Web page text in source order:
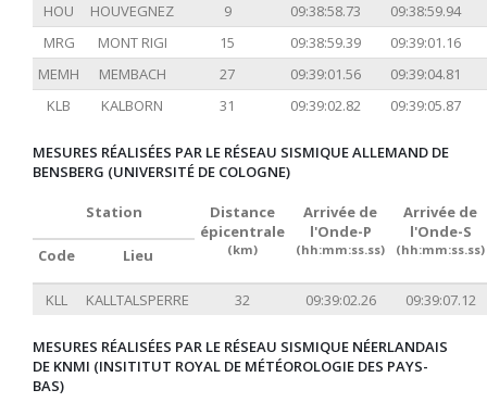
HOU HOUVEGNEZ 9 09:38:58.73
09:38:59.94
MRG
MONT RIGI 15 09:38:59.39
09:39:01.16
MEMH
MEMBACH 27 09:39:01.56
09:39:04.81
KLB
KALBORN 31 09:39:02.82 09:39:05.87
MESURES RÉALISÉES PAR LE RÉSEAU SISMIQUE ALLEMAND DE
BENSBERG (UNIVERSITÉ DE COLOGNE)
Station
Distance
épicentrale
(km)
Arrivée de
l'Onde-P
(hh:mm:ss.ss)
Arrivée de
l'Onde-S
(hh:mm:ss.ss)
Code Lieu
KLL KALLTALSPERRE 32 09:39:02.26 09:39:07.12
MESURES RÉALISÉES PAR LE RÉSEAU SISMIQUE NÉERLANDAIS
DE KNMI (INSITITUT ROYAL DE MÉTÉOROLOGIE DES PAYS-
BAS)